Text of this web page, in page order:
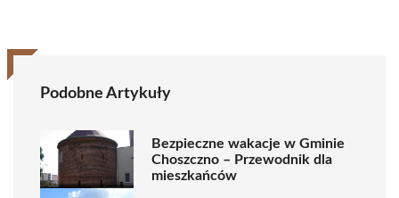
Podobne Artykuły
Bezpieczne wakacje w Gminie
Choszczno – Przewodnik dla
mieszkańców